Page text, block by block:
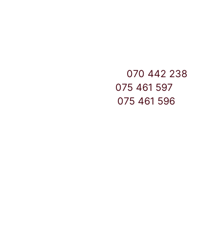
070 442 238
075 461 597
075 461 596